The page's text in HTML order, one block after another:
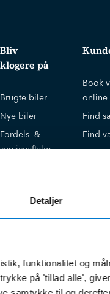
Detaljer
funktionalitet og
på 'tillad alle',
Bliv
klogere på
Brugte biler
Nye biler
Fordels- &
serviceaftaler
& tricks
Kampagner
Tilmeld dig
nyhedsbrevet
Book
online
Find
Find